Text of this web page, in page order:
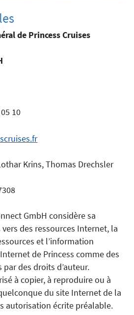
de Princess Cruises
10
Krins, Thomas Drechsler
GmbH considère sa
des ressources Internet, la
et l’information
de Princess comme des
des droits d’auteur.
à copier, à reproduire ou à
du site Internet de la
autorisation écrite préalable.